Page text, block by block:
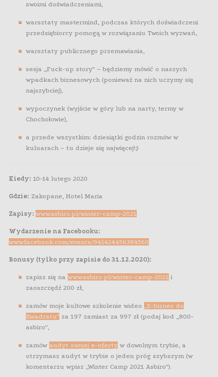
swoimi doświadczeniami,
warsztaty mastermind, podczas których doświadczeni
przedsiębiorcy pomogą w rozwiązaniu Twoich wyzwań,
warsztaty publicznego przemawiania,
sesja „Fuck-up story” – będziemy mówić o naszych
wpadkach biznesowych (ponieważ na nich uczymy się
najszybciej),
wypoczynek (wyjście w góry lub na narty, termy w
Chochołowie),
a przede wszystkim: dziesiątki godzin rozmów w
kuluarach – tu dzieje się najwięcej!;)
Kiedy: 10-14 lutego 2020
Gdzie: Zakopane, Hotel Maria
Zapisy: www.asbiro.pl/winter-camp-2021
Wydarzenie na Facebooku:
www.facebook.com/events/941424456384560
Bonusy (tylko przy zapisie do 31.12.2020):
zapisz się nawww.asbiro.pl/winter-camp-2021 i
zaoszczędź 200 zł,
zamów moje kultowe szkolenie wideo „E-biznes do
Kwadratu” za 197 zamiast za 997 zł (podaj kod „800-
asbiro”,
zamów audyt swojej e-oferty w dowolnym trybie, a
otrzymasz audyt w trybie o jeden próg szybszym (w
komentarzu wpisz „Winter Camp 2021 Asbiro”).